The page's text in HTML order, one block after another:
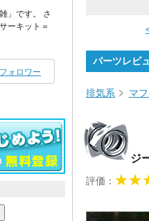
パーツレビ
排気系 マ
ジ
評価：
」です。 さ
ーキット＝
フォロワー